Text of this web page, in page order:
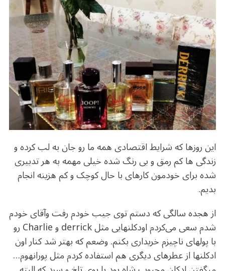
o
k p
این روزها که شرایط اقتصادی همه ما رو جان به لب کرده و
زندگی ها کم رمق و بی رنگ شده خیلی مهمه به هر تدبیری
شده برای خودمون کارهای با حال کوچک و کم هزینه انجام
بدیم.
از هجده سالگی که دستم توی جیب خودم رفت وآقای خودم
شدم سعی می‌کردم اودکلنهایی مثل derrick و Charlie رو
با پولهای ناچیزم خریداری بکنم. وضعم که بهتر شد کنار اون
ادکلنها از عطرهای دیگری هم استفاده کردم مثل پورانهوم…